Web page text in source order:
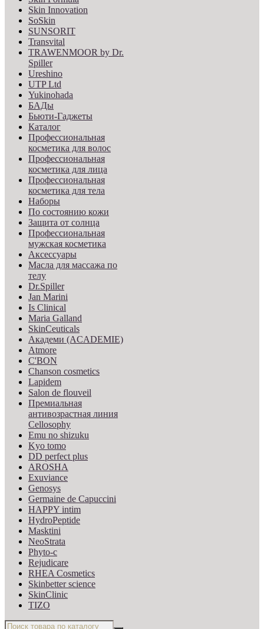
Skin Innovation
SoSkin
SUNSORIT
Transvital
TRAWENMOOR by Dr.
Spiller
Ureshino
UTP Ltd
Yukinohada
БАДы
Бьюти-Гаджеты
Каталог
Профессиональная
косметика для волос
Профессиональная
косметика для лица
Профессиональная
косметика для тела
Наборы
По состоянию кожи
Защита от солнца
Профессиональная
мужская косметика
Аксессуары
Масла для массажа по
телу
Dr.Spiller
Jan Marini
Is Clinical
Maria Galland
SkinCeuticals
Академи (ACADEMIE)
Atmore
C'BON
Chanson cosmetics
Lapidem
Salon de flouveil
Премиальная
антивозрастная линия
Cellosophy
Emu no shizuku
Kyo tomo
DD perfect plus
AROSHA
Exuviance
Genosys
Germaine de Capuccini
HAPPY intim
HydroPeptide
Masktini
NeoStrata
Phyto-c
Rejudicare
RHEA Cosmetics
Skinbetter science
SkinСlinic
TIZO